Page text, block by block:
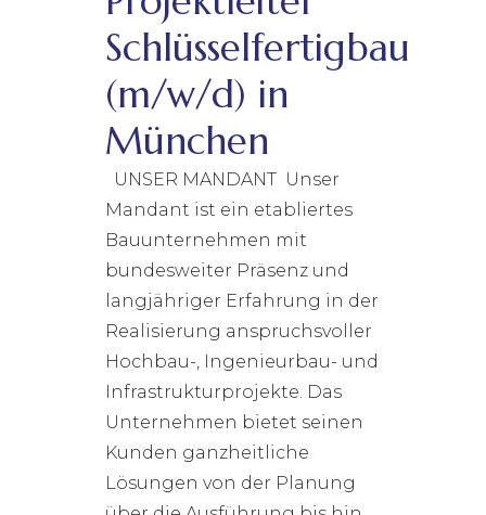
Schlüsselfertigbau
(m/w/d) in
München
UNSER MANDANT Unser
Mandant ist ein etabliertes
Bauunternehmen mit
bundesweiter Präsenz und
langjähriger Erfahrung in der
Realisierung anspruchsvoller
Hochbau-, Ingenieurbau- und
Infrastrukturprojekte. Das
Unternehmen bietet seinen
Kunden ganzheitliche
Lösungen von der Planung